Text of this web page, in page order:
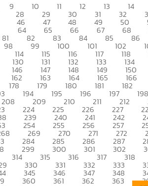
9 10 11 12 13 14
28 29 30 31 32
46 47 48 49 50
64 65 66 67 68
81 82 83 84 85 86
98 99 100 101 102
114 115 116 117 118
130 131 132 133 134
146 147 148 149 150
162 163 164 165 166
178 179 180 181 182
194 195 196 197 198
208 209 210 211 212
224 225 226 227
239 240 241 242
254 255 256 257
269 270 271 272
284 285 286 287
299 300 301 302
314 315 316 317 318
330 331 332 333
345 346 347 348
360 361 362 363